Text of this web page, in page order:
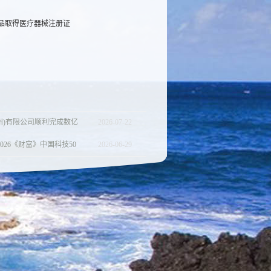
取得医疗器械注册证
)有限公司顺利完成数亿 2026 - 07-22
《财富》中国科技50 2026 - -29